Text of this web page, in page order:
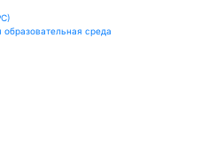
среда